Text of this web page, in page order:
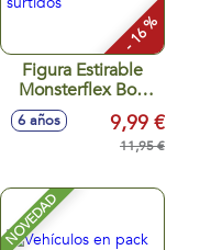
- 16 %
Figura Estirable
Monsterflex Bob
Esponja. - Modelos
surtidos
6 años 9,99 €
11,95 €
NOVEDAD